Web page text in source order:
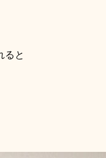
ると